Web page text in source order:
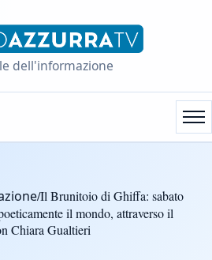
dell'informazione
/Il Brunitoio di Ghiffa: sabato
il mondo, attraverso il
Chiara Gualtieri